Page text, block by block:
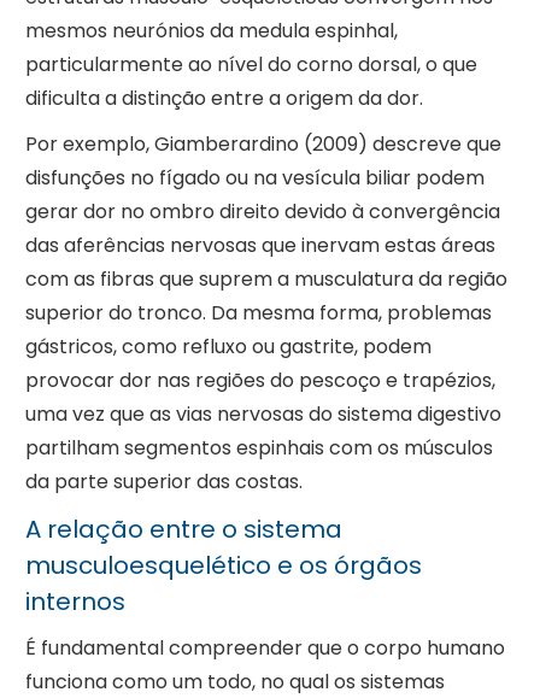
mesmos neurónios da medula espinhal,
particularmente ao nível do corno dorsal, o que
dificulta a distinção entre a origem da dor.
Por exemplo, Giamberardino (2009) descreve que
disfunções no fígado ou na vesícula biliar podem
gerar dor no ombro direito devido à convergência
das aferências nervosas que inervam estas áreas
com as fibras que suprem a musculatura da região
superior do tronco. Da mesma forma, problemas
gástricos, como refluxo ou gastrite, podem
provocar dor nas regiões do pescoço e trapézios,
uma vez que as vias nervosas do sistema digestivo
partilham segmentos espinhais com os músculos
da parte superior das costas.
A relação entre o sistema
musculoesquelético e os órgãos
internos
É fundamental compreender que o corpo humano
funciona como um todo, no qual os sistemas